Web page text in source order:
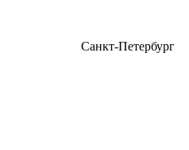
Санкт-Петербург